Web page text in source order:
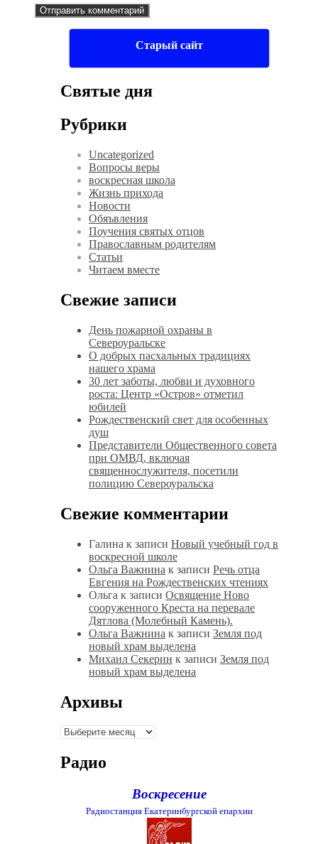
Старый сайт
Святые дня
Рубрики
Uncategorized
Вопросы веры
воскресная школа
Жизнь прихода
Новости
Обяъвления
Поучения святых отцов
Православным родителям
Статьи
Читаем вместе
Свежие записи
День пожарной охраны в
Североуральске
О добрых пасхальных традициях
нашего храма
30 лет заботы, любви и духовного
роста: Центр «Остров» отметил
юбилей
Рождественский свет для особенных
душ
Представители Общественного совета
при ОМВД, включая
священнослужителя, посетили
полицию Североуральска
Свежие комментарии
Галина к записи Новый учебный год в
воскресной школе
Ольга Важнина к записи Речь отца
Евгения на Рождественских чтениях
Ольга к записи Освящение Ново
сооруженного Креста на перевале
Дятлова (Молебный Камень).
Ольга Важнина к записи Земля под
новый храм выделена
Михаил Секерин к записи Земля под
новый храм выделена
Архивы
Архивы
Радио
Воскресение
Радиостанция Екатеринбургской епархии